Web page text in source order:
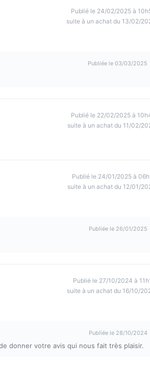
Publié le 24/02/2025 à
suite à un achat du 13/02/
Publiée le 03/03/2025
Publié le 22/02/2025 à
suite à un achat du 11/02/
Publié le 24/01/2025 à
suite à un achat du 12/01/
Publiée le 26/01/2025
Publié le 27/10/2024 à
suite à un achat du 16/10/
Publiée le 28/10/2024
donner votre avis qui nous fait très plaisir.